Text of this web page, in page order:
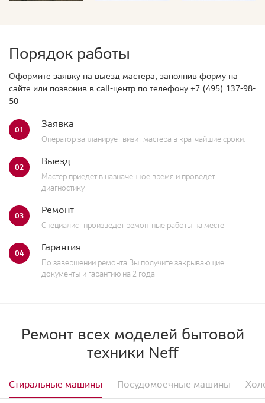
Порядок работы
Оформите заявку на выезд мастера, заполнив форму на
сайте или позвонив в call-центр по телефону +7 (495) 137-98-
50
01 Заявка
Оператор запланирует визит мастера в кратчайшие сроки.
02 Выезд
Мастер приедет в назначенное время и проведет
диагностику
03 Ремонт
Специалист произведет ремонтные работы на месте
04 Гарантия
По завершении ремонта Вы получите закрывающие
документы и гарантию на 2 года
Ремонт всех моделей бытовой
техники Neff
Стиральные машины Посудомоечные машины